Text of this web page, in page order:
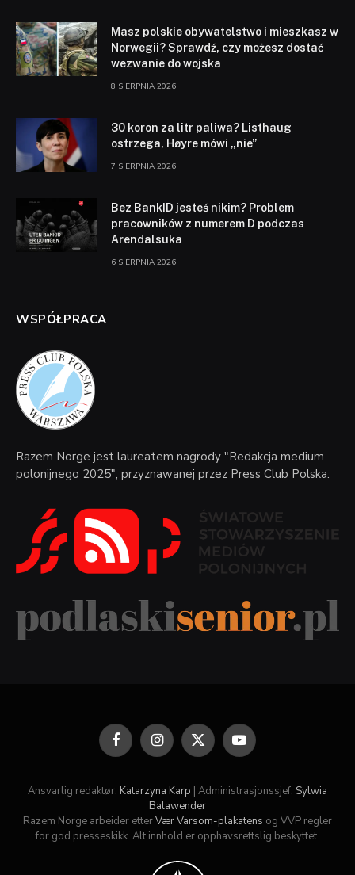
Masz polskie obywatelstwo i mieszkasz w
Norwegii? Sprawdź, czy możesz dostać
wezwanie do wojska
8 SIERPNIA 2026
30 koron za litr paliwa? Listhaug
ostrzega, Høyre mówi „nie”
7 SIERPNIA 2026
Bez BankID jesteś nikim? Problem
pracowników z numerem D podczas
Arendalsuka
6 SIERPNIA 2026
WSPÓŁPRACA
Razem Norge jest laureatem nagrody "Redakcja medium
polonijnego 2025", przyznawanej przez Press Club Polska.
FacebookInstagram
X
(Twitter)
YouTube
Ansvarlig redaktør: Katarzyna Karp | Administrasjonssjef: Sylwia
Balawender
Razem Norge arbeider etterVær Varsom-plakatens og VVP regler
for god presseskikk. Alt innhold er opphavsrettslig beskyttet.